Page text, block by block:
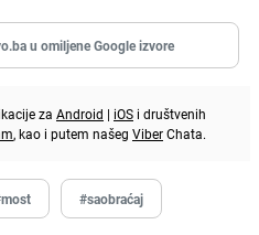
u omiljene Google izvore
za Android | iOS i društvenih
, kao i putem našeg ViberChata.
#saobraćaj